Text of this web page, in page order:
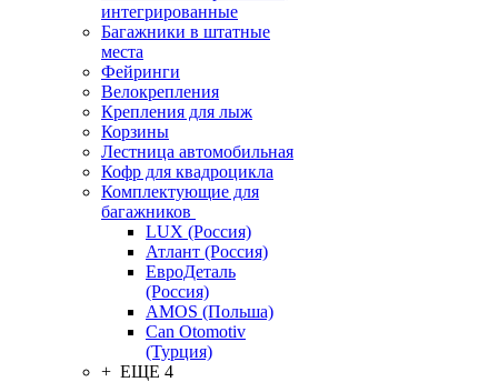
интегрированные
Багажники в штатные
места
Фейринги
Велокрепления
Крепления для лыж
Корзины
Лестница автомобильная
Кофр для квадроцикла
Комплектующие для
багажников
LUX (Россия)
Атлант (Россия)
ЕвроДеталь
(Россия)
AMOS (Польша)
Can Otomotiv
(Турция)
+ ЕЩЕ 4